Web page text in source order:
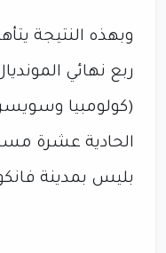
وبهذه النتيجة
ربع نهائي
(كولومبيا
الحادية عشرة
بليس بمدينة